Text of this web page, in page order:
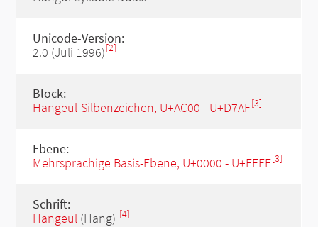
Unicode-Version:
2.0 (Juli 1996)[2]
Block:
Hangeul-Silbenzeichen, U+AC00 - U+D7AF[3]
Ebene:
Mehrsprachige Basis-Ebene, U+0000 - U+FFFF[3]
Schrift:
Hangeul(Hang) [4]